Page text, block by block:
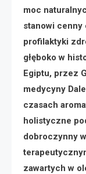
moc
stanowi cenny
profilaktyki
głęboko w
Egiptu, przez
medycyny
czasach
holistyczne
dobroczynny
zawartych w